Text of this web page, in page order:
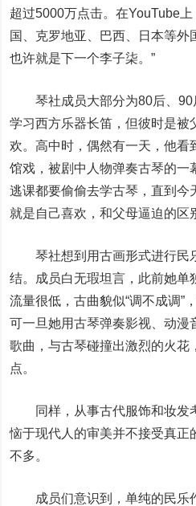
超过5000万点击。在YouTube
国、克罗地亚、巴西、日本等外
也许就是下一个李子柒。”
琴社成员大部分为80后、90
学习西方乐器长笛，但彼时是被
欢。高中时，偶然有一天，他看
馆戏，被剧中人物弹奏古琴的一
逃课都要偷偷去学古琴，直到今
就是自己喜欢，和父母逼迫的区
琴社想到用古画形式进行民
结。成员白无瑕坦言，此前她单
流量很低，古曲貌似“调不成调”
可一旦她用古琴弹奏影视、动漫
歌曲，与古琴碰撞出激烈的火花
点。
同样，从事古代服饰和妆发
恼于现代人的审美并不接受真正
不多。
成员们意识到，单纯的民乐